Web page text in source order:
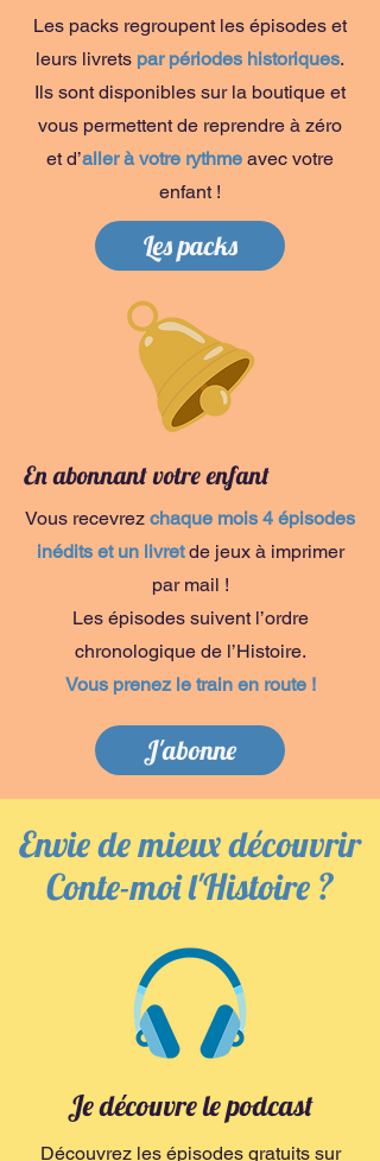
Les packs regroupent les épisodes et
leurs livrets par périodes historiques.
Ils sont disponibles sur la boutique et
vous permettent de reprendre à zéro
et d’aller à votre rythme avec votre
enfant !
Les packs
En abonnant votre enfant
Vous recevrez chaque mois 4 épisodes
inédits et un livretde jeux à imprimer
par mail !
Les épisodes suivent l’ordre
chronologique de l’Histoire.
Vous prenez le train en route !
J'abonne
Envie de mieux découvrir
Conte-moi l'Histoire ?
Je découvre le podcast
Découvrez les épisodes gratuits sur